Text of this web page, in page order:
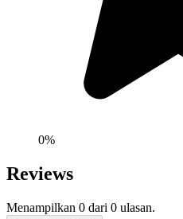
0%
Reviews
Menampilkan 0 dari 0 ulasan.